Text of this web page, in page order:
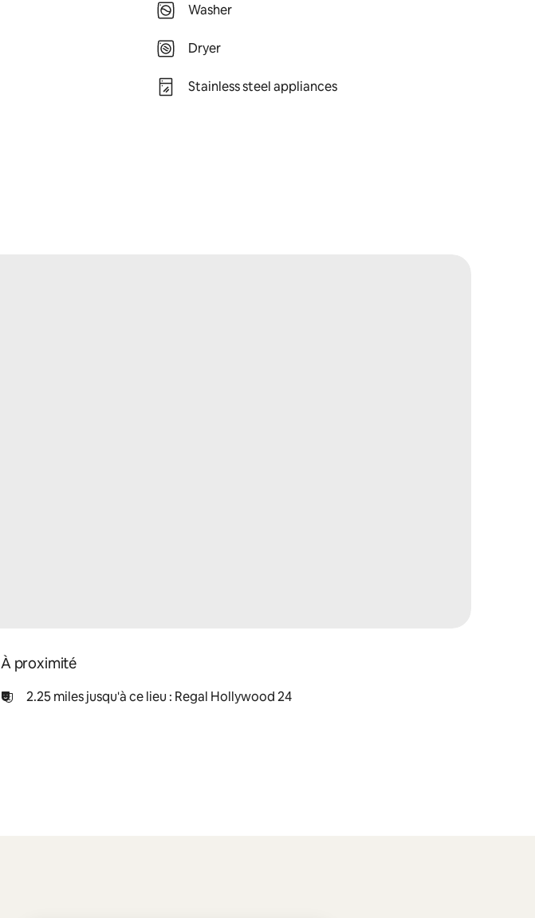
Washer
Dryer
Stainless steel appliances
À proximité
2.25 miles jusqu'à ce lieu : Regal Hollywood 24